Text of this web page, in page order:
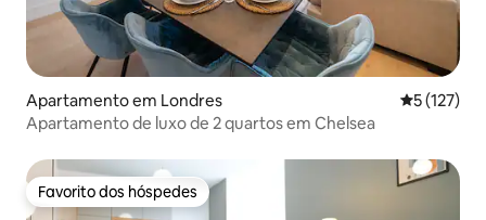
Apartamento em Londres
5 (127)
Apartamento de luxo de 2 quartos em Chelsea
Favorito dos hóspedes
Favorito dos hóspedes